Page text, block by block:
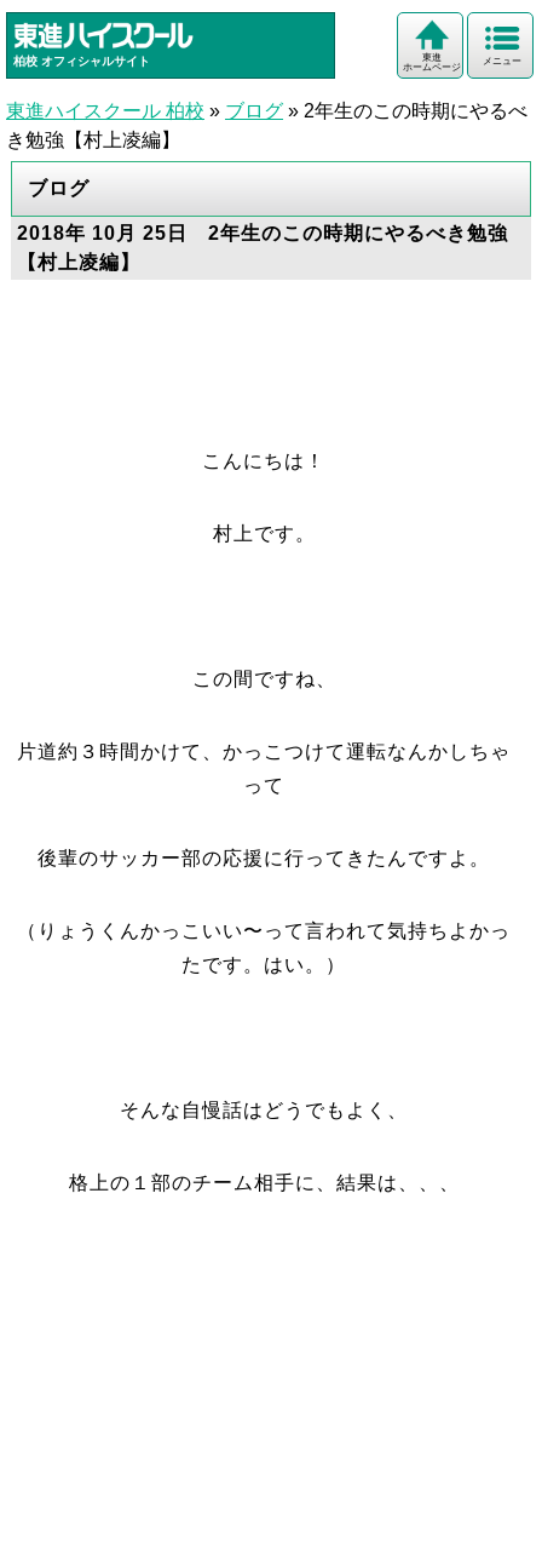
柏校 オフィシャルサイト メニュー
東進
ホームページ
東進ハイスクール 柏校 » ブログ » 2年生のこの時期にやるべ
き勉強【村上凌編】
ブログ
2018年 10月 25日 2年生のこの時期にやるべき勉強
【村上凌編】
こんにちは！
村上です。
この間ですね、
片道約３時間かけて、かっこつけて運転なんかしちゃ
って
後輩のサッカー部の応援に行ってきたんですよ。
（りょうくんかっこいい〜って言われて気持ちよかっ
たです。はい。）
そんな自慢話はどうでもよく、
格上の１部のチーム相手に、結果は、、、